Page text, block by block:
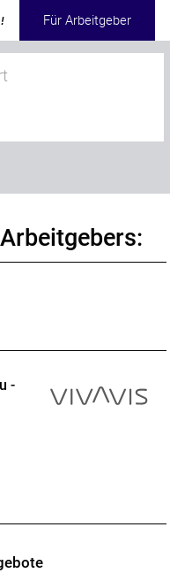
Für Arbeitgeber
-